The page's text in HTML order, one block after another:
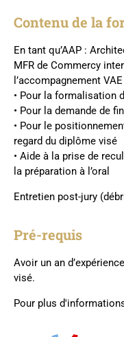
Contenu de la
En tant qu’AAP :
MFR de Commercy
l’accompagnement
• Pour la formalisation
• Pour la demande de
• Pour le
regard du diplôme visé
• Aide à la prise de
la préparation à l’oral
Entretien post-jury
Pré-requis
Avoir un an
visé.
Pour plus